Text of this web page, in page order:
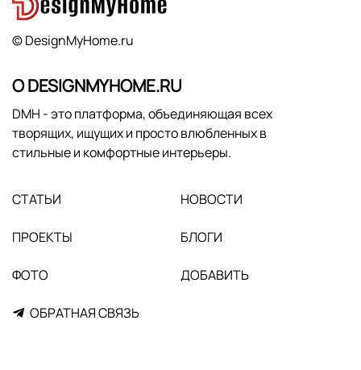
© DesignMyHome.ru
О DESIGNMYHOME.RU
DMH - это платформа, объединяющая всех
творящих, ищущих и просто влюбленных в
стильные и комфортные интерьеры.
СТАТЬИ НОВОСТИ
ПРОЕКТЫ БЛОГИ
ФОТО ДОБАВИТЬ
ОБРАТНАЯ СВЯЗЬ